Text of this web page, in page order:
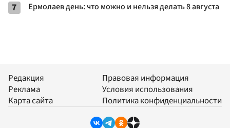
7 Ермолаев день: что можно и нельзя делать 8 августа
Редакция
Реклама
Карта сайта
Правовая информация
Условия использования
Политика конфиденциальности